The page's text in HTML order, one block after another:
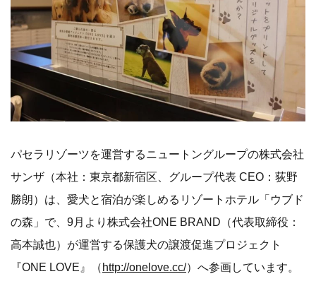
パセラリゾーツを運営するニュートングループの株式会社
サンザ（本社：東京都新宿区、グループ代表 CEO：荻野
勝朗）は、愛犬と宿泊が楽しめるリゾートホテル「ウブド
の森」で、9月より株式会社ONE BRAND（代表取締役：
高本誠也）が運営する保護犬の譲渡促進プロジェクト
『ONE LOVE』（http://onelove.cc/）へ参画しています。